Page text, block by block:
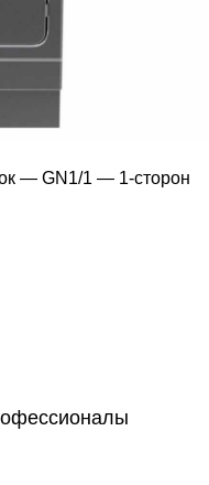
— GN1/1 — 1-сторон